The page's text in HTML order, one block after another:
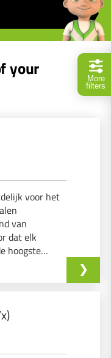
More
filters
your
voor het
van
dat elk
hoogste